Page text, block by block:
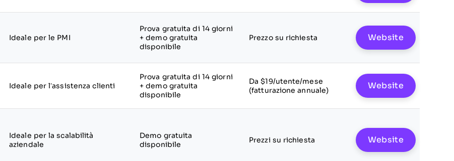
Ideale per le PMI
Prova gratuita di 14 giorni
+ demo gratuita
disponibile
Prezzo su richiesta Website
Ideale per l’assistenza clienti
Prova gratuita di 14 giorni
+ demo gratuita
disponibile
Da $19/utente/mese
(fatturazione annuale)
Website
Ideale per la scalabilità
aziendale
Demo gratuita
disponibile
Prezzi su richiesta Website